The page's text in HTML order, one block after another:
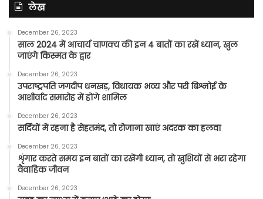
लेख
December 26, 2023
साल 2024 में आचार्य चाणक्य की इन 4 बातों का रखें ध्यान, खुल
जाएंगे किस्मत के द्वार
December 26, 2023
उपराष्ट्रपति जगदीप धनखड़, विधायक भव्य और परी बिश्नोई के
आशीर्वाद समारोह में होंगे शामिल
December 26, 2023
सर्दियों में रहना है सेहतमंद, तो रोजाना खाएं अदरक का हलवा
December 26, 2023
शृंगार करते समय इन बातों का रखेंगी ध्यान, तो खुशियों से भरा रहेगा
वैवाहिक जीवन
December 26, 2023